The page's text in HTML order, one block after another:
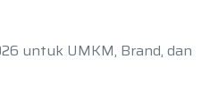
untuk UMKM, Brand, dan